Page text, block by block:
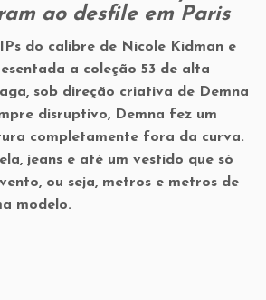
ao desfile em Paris
do calibre de Nicole Kidman e
a coleção 53 de alta
sob direção criativa de Demna
disruptivo, Demna fez um
completamente fora da curva.
jeans e até um vestido que só
ou seja, metros e metros de
modelo.